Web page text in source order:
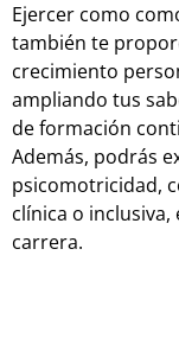
Ejercer como
también te
crecimiento
ampliando tus
de formación
Además, podrás
psicomotricidad,
clínica o
carrera.